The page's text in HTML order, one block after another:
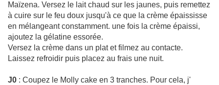
Maïzena. Versez le lait chaud sur les jaunes, puis remettez
à cuire sur le feu doux jusqu'à ce que la crème épaississe
en mélangeant constamment. une fois la crème épaissi,
ajoutez la gélatine essorée.
Versez la crème dans un plat et filmez au contacte.
Laissez refroidir puis placez au frais une nuit.
J0 : Coupez le Molly cake en 3 tranches. Pour cela, j'